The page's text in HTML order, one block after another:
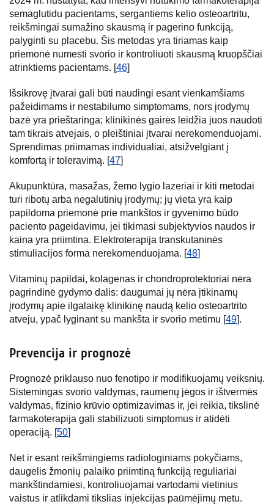
semaglutidu pacientams, sergantiems kelio osteoartritu,
reikšmingai sumažino skausmą ir pagerino funkciją,
palyginti su placebu. Šis metodas yra tiriamas kaip
priemonė numesti svorio ir kontroliuoti skausmą kruopščiai
atrinktiems pacientams. [46]
Išsikrovę įtvarai gali būti naudingi esant vienkamšiams
pažeidimams ir nestabilumo simptomams, nors įrodymų
bazė yra prieštaringa; klinikinės gairės leidžia juos naudoti
tam tikrais atvejais, o pleištiniai įtvarai nerekomenduojami.
Sprendimas priimamas individualiai, atsižvelgiant į
komfortą ir toleravimą. [47]
Akupunktūra, masažas, žemo lygio lazeriai ir kiti metodai
turi ribotų arba negalutinių įrodymų; jų vieta yra kaip
papildoma priemonė prie mankštos ir gyvenimo būdo
paciento pageidavimu, jei tikimasi subjektyvios naudos ir
kaina yra priimtina. Elektroterapija transkutaninės
stimuliacijos forma nerekomenduojama. [48]
Vitaminų papildai, kolagenas ir chondroprotektoriai nėra
pagrindinė gydymo dalis: daugumai jų nėra įtikinamų
įrodymų apie ilgalaikę klinikinę naudą kelio osteoartrito
atveju, ypač lyginant su mankšta ir svorio metimu [49].
Prevencija ir prognozė
Prognozė priklauso nuo fenotipo ir modifikuojamų veiksnių.
Sistemingas svorio valdymas, raumenų jėgos ir ištvermės
valdymas, fizinio krūvio optimizavimas ir, jei reikia, tikslinė
farmakoterapija gali stabilizuoti simptomus ir atidėti
operaciją. [50]
Net ir esant reikšmingiems radiologiniams pokyčiams,
daugelis žmonių palaiko priimtiną funkciją reguliariai
mankštindamiesi, kontroliuojamai vartodami vietinius
vaistus ir atlikdami tikslias injekcijas paūmėjimų metu.